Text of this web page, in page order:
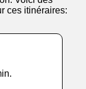
ces itinéraires: